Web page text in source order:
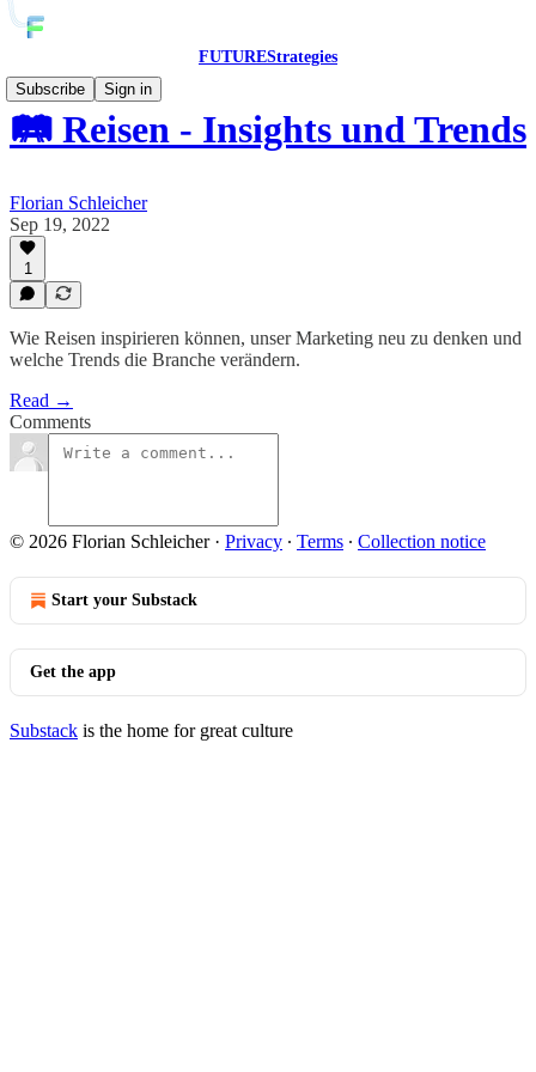
FUTUREStrategies
Subscribe
Sign in
🛤 Reisen - Insights und Trends
Florian Schleicher
Sep 19, 2022
1
Wie Reisen inspirieren können, unser Marketing neu zu denken und
welche Trends die Branche verändern.
Read →
Comments
© 2026 Florian Schleicher· Privacy ∙ Terms ∙ Collection notice
Start your Substack
Get the app
Substack is the home for great culture